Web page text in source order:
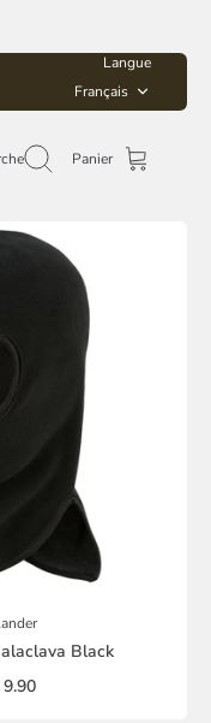
Langue
Français
Panier
Black